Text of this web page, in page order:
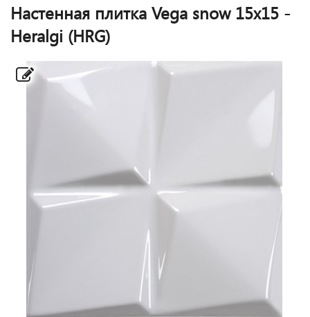
Настенная плитка Vega snow 15x15 -
Heralgi (HRG)